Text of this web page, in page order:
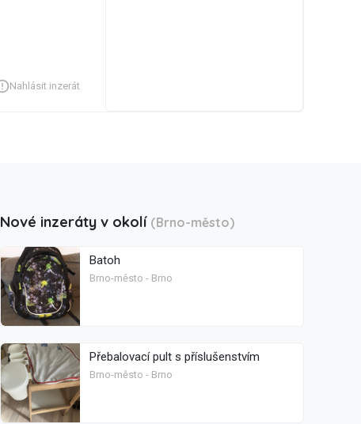
Nahlásit inzerát
Nové inzeráty v okolí (Brno-město)
Batoh
Brno-město - Brno
Přebalovací pult s příslušenstvím
Brno-město - Brno